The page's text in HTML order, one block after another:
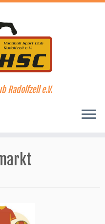
Radolfzell e.V.